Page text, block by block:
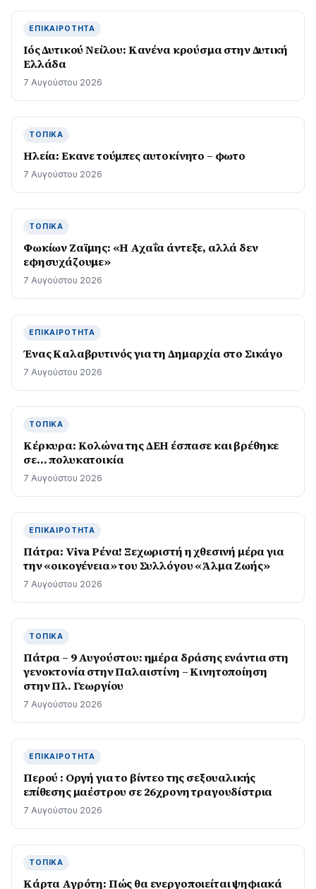
ΕΠΙΚΑΙΡΌΤΗΤΑ
Ιός Δυτικού Νείλου: Κανένα κρούσμα στην Δυτική
Ελλάδα
7 Αυγούστου 2026
ΤΟΠΙΚΆ
Ηλεία: Εκανε τούμπες αυτοκίνητο – φωτο
7 Αυγούστου 2026
ΤΟΠΙΚΆ
Φωκίων Ζαϊμης: «Η Αχαΐα άντεξε, αλλά δεν
εφησυχάζουµε»
7 Αυγούστου 2026
ΕΠΙΚΑΙΡΌΤΗΤΑ
Ένας Καλαβρυτινός για τη Δημαρχία στο Σικάγο
7 Αυγούστου 2026
ΤΟΠΙΚΆ
Κέρκυρα: Κολώνα της ΔΕΗ έσπασε και βρέθηκε
σε… πολυκατοικία
7 Αυγούστου 2026
ΕΠΙΚΑΙΡΌΤΗΤΑ
Πάτρα: Viva Ρένα! Ξεχωριστή η χθεσινή μέρα για
την «οικογένεια» του Συλλόγου «Άλμα Ζωής»
7 Αυγούστου 2026
ΤΟΠΙΚΆ
Πάτρα – 9 Αυγούστου: ημέρα δράσης ενάντια στη
γενοκτονία στην Παλαιστίνη – Κινητοποίηση
στην Πλ. Γεωργίου
7 Αυγούστου 2026
ΕΠΙΚΑΙΡΌΤΗΤΑ
Περού : Οργή για το βίντεο της σεξουαλικής
επίθεσης μαέστρου σε 26χρονη τραγουδίστρια
7 Αυγούστου 2026
ΤΟΠΙΚΆ
Κάρτα Αγρότη: Πώς θα ενεργοποιείται ψηφιακά